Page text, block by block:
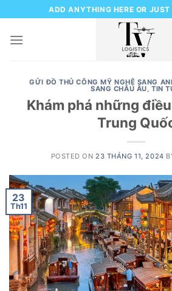
to
content
ADD ANYTHING HERE OR
GỬI ĐỒ THỦ CÔNG MỸ NGHỆ SANG
SANG CHÂU ÂU, TIN
Khám phá những
Trung
POSTED ON 23 THÁNG 11, 2024
23
Th11